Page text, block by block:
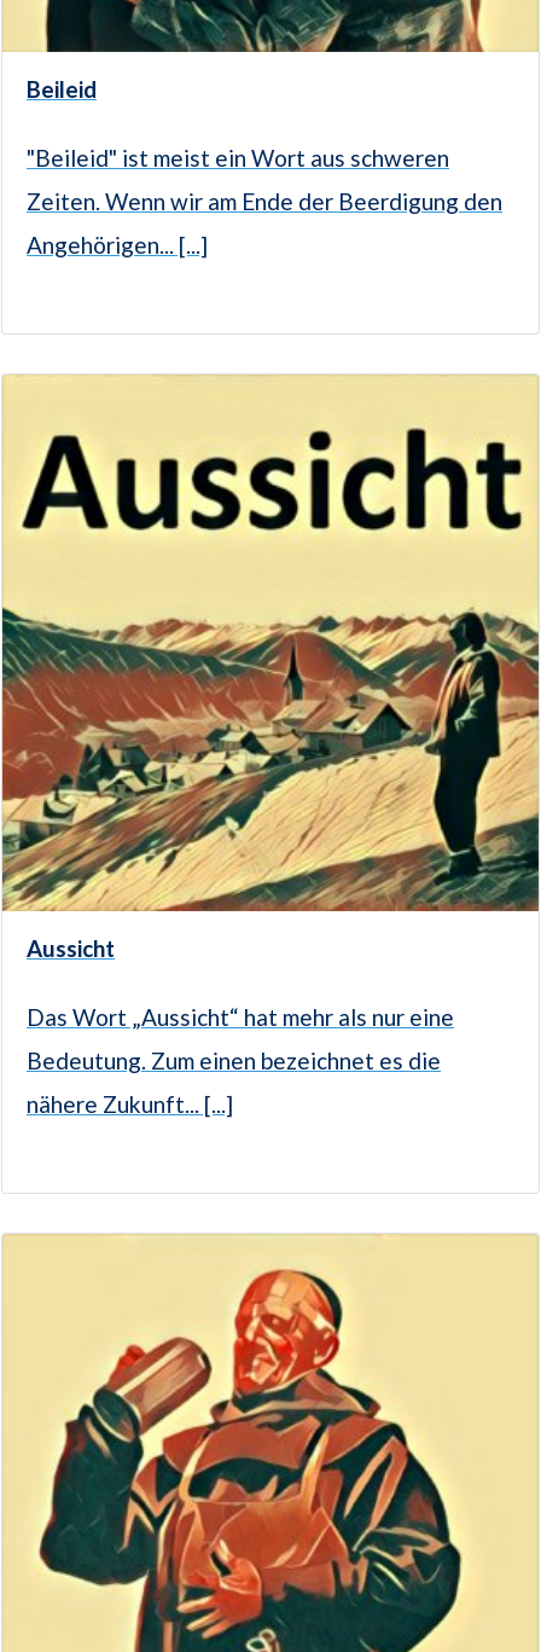
Beileid
"Beileid" ist meist ein Wort aus schweren
Zeiten. Wenn wir am Ende der Beerdigung den
Angehörigen... [...]
Aussicht
Das Wort „Aussicht“ hat mehr als nur eine
Bedeutung. Zum einen bezeichnet es die
nähere Zukunft... [...]